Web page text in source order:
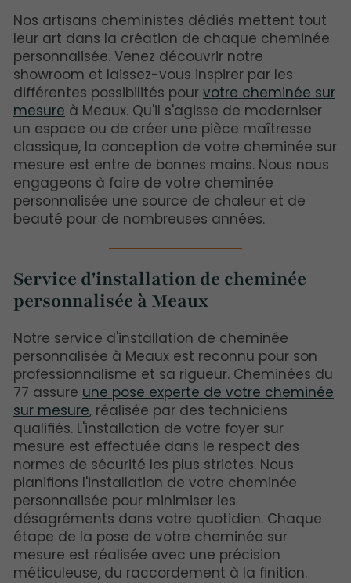
Nos artisans cheministes dédiés mettent tout
leur art dans la création de chaque cheminée
personnalisée. Venez découvrir notre
showroom et laissez-vous inspirer par les
différentes possibilités pour votre cheminée sur
mesure à Meaux. Qu'il s'agisse de moderniser
un espace ou de créer une pièce maîtresse
classique, la conception de votre cheminée sur
mesure est entre de bonnes mains. Nous nous
engageons à faire de votre cheminée
personnalisée une source de chaleur et de
beauté pour de nombreuses années.
Service d'installation de cheminée
personnalisée à Meaux
Notre service d'installation de cheminée
personnalisée à Meaux est reconnu pour son
professionnalisme et sa rigueur. Cheminées du
77 assure une pose experte de votre cheminée
sur mesure, réalisée par des techniciens
qualifiés. L'installation de votre foyer sur
mesure est effectuée dans le respect des
normes de sécurité les plus strictes. Nous
planifions l'installation de votre cheminée
personnalisée pour minimiser les
désagréments dans votre quotidien. Chaque
étape de la pose de votre cheminée sur
mesure est réalisée avec une précision
méticuleuse, du raccordement à la finition.